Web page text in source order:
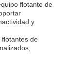
flotante de
y
flotantes de